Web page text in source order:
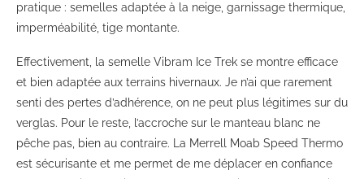
pratique : semelles adaptée à la neige, garnissage thermique,
imperméabilité, tige montante.
Effectivement, la semelle Vibram Ice Trek se montre efficace
et bien adaptée aux terrains hivernaux. Je n’ai que rarement
senti des pertes d’adhérence, on ne peut plus légitimes sur du
verglas. Pour le reste, l’accroche sur le manteau blanc ne
pêche pas, bien au contraire. La Merrell Moab Speed Thermo
est sécurisante et me permet de me déplacer en confiance